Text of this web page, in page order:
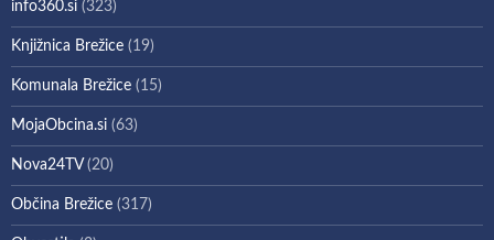
info360.si (323)
Knjižnica Brežice (19)
Komunala Brežice (15)
MojaObcina.si (63)
Nova24TV(20)
Občina Brežice (317)